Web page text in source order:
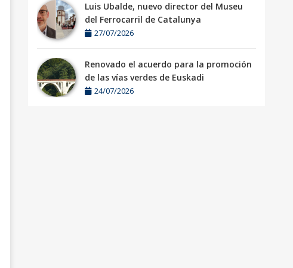
Luis Ubalde, nuevo director del Museu
del Ferrocarril de Catalunya
27/07/2026
Renovado el acuerdo para la promoción
de las vías verdes de Euskadi
24/07/2026